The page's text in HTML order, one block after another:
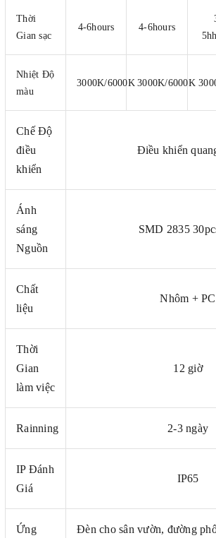
Thời
Gian sạc
4-6hours 4-6hours
Nhiệt Độ
màu
3000K/6000K 3000K/6000K
Chế Độ
điều
khiển
Điều khiển
Ánh
sáng
Nguồn
SMD 2835
Chất
liệu
Nhôm + PC
Thời
Gian
làm việc
12 giờ
Rainning 2-3 ngày
IP Đánh
Giá
IP65
Ứng
Đèn cho sân vườn, đường